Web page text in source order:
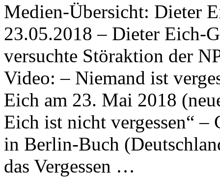
Medien-Übersicht: Dieter
23.05.2018 – Dieter Eich-
versuchte Störaktion der
Video: – Niemand ist
Eich am 23. Mai 2018
Eich ist nicht vergessen“
in Berlin-Buch
das Vergessen …